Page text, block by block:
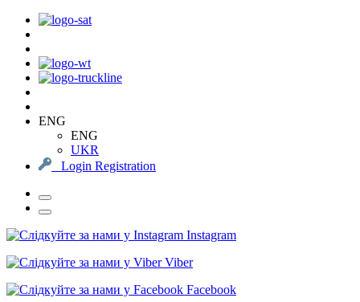
ENG
ENG
UKR
Login Registration
Instagram
Viber
Facebook